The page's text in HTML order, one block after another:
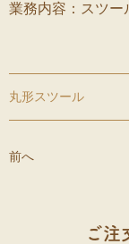
業務内容：スツー
丸形スツール
前へ
ご注